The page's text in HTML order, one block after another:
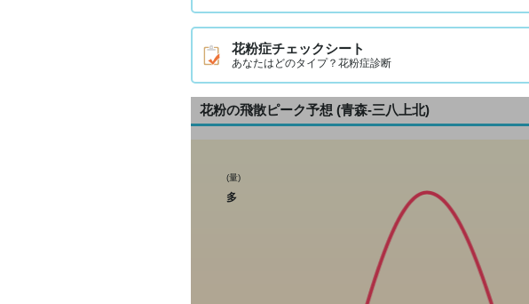
花粉症チェックシート
あなたはどのタイプ？花粉症診断
花粉の飛散ピーク予想 (青森-三八上北)
(量)
多